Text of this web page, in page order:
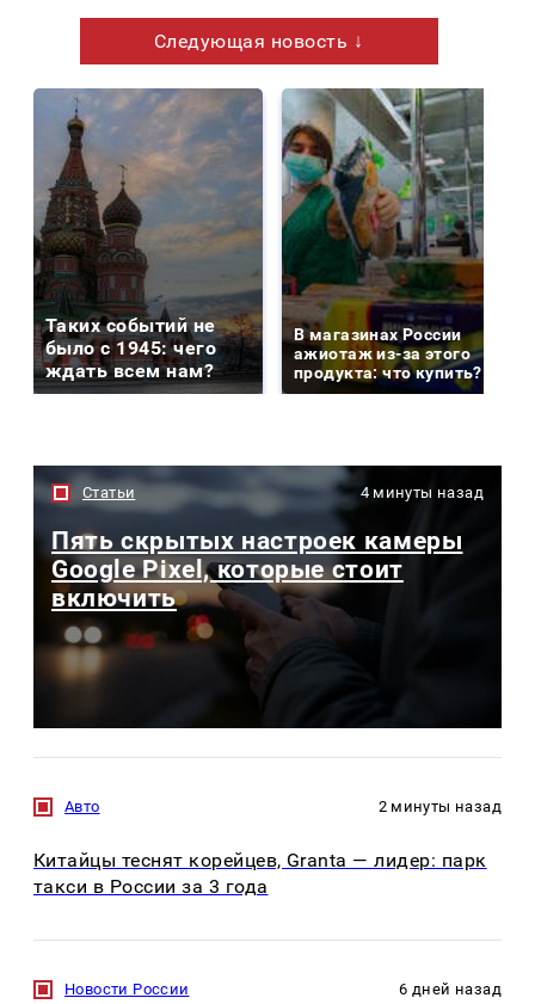
Следующая новость ↓
Таких событий не
было с 1945: чего
ждать всем нам?
В магазинах России
ажиотаж из-за этого
продукта: что купить?
Статьи 4 минуты назад
Пять скрытых настроек камеры
Google Pixel, которые стоит
включить
Авто 2 минуты назад
Китайцы теснят корейцев, Granta — лидер: парк
такси в России за 3 года
Новости России 6 дней назад